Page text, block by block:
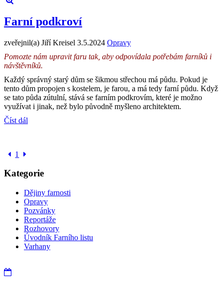
Farní podkroví
zveřejnil(a) Jiří Kreisel 3.5.2024 Opravy
Pomozte nám upravit faru tak, aby odpovídala potřebám farníků i
návštěvníků.
Každý správný starý dům se šikmou střechou má půdu. Pokud je
tento dům propojen s kostelem, je farou, a má tedy farní půdu. Když
se tato půda zútulní, stává se farním podkrovím, které je možno
využívat i jinak, než bylo původně myšleno architektem.
Číst dál
1
Kategorie
Dějiny farnosti
Opravy
Pozvánky
Reportáže
Rozhovory
Úvodník Farního listu
Varhany